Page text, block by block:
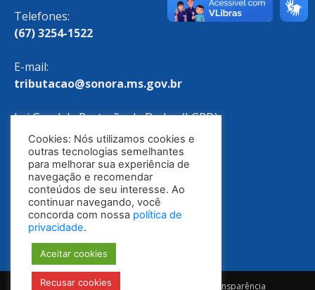
Telefones:
(67) 3254-1522
E-mail:
tributacao@sonora.ms.gov.br
Lei Geral de Proteção de Dados (LGPD)
Política de Privacidade
Notícias Ouvidoria Portal da Transparência
Cookies: Nós utilizamos cookies e
outras tecnologias semelhantes
para melhorar sua experiência de
navegação e recomendar
conteúdos de seu interesse. Ao
continuar navegando, você
concorda com nossa política de
privacidade.
Aceitar cookies
Recusar cookies